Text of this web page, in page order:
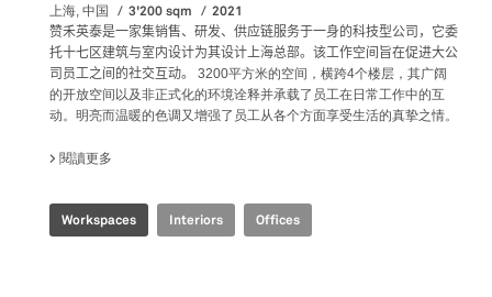
上海, 中国 3'200 sqm 2021
赞禾英泰是一家集销售、研发、供应链服务于一身的科技型公司，它委
托十七区建筑与室内设计为其设计上海总部。该工作空间旨在促进大公
司员工之间的社交互动。 3200平方米的空间，横跨4个楼层，其广阔
的开放空间以及非正式化的环境诠释并承载了员工在日常工作中的互
动。明亮而温暖的色调又增强了员工从各个方面享受生活的真挚之情。
閱讀更多
Workspaces Interiors Offices